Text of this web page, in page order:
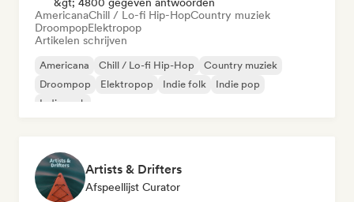
AmericanaChill / Lo-fi Hip-HopCountry muziek
DroompopElektropop
Artikelen schrijven
Americana Chill / Lo-fi Hip-Hop
Country muziek
Droompop
Elektropop Indie folk
Indie pop
Indie rock
Artists & Drifters
Afspeellijst Curator